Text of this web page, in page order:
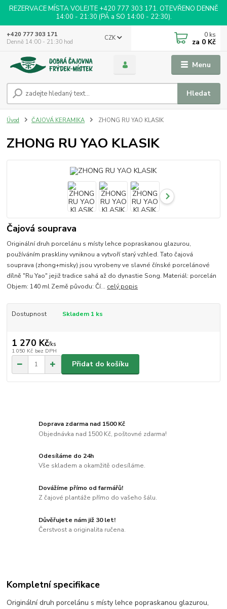
REZERVACE MÍSTA VOLEJTE +420 777 303 171. OTEVŘENO DENNĚ
14:00 - 21:30 (PÁ a SO 14:00 - 22:30).
Menu
CZK
Hledat
+420 777 303 171
Denně 14:00 - 21:30 hod
0 ks
za 0 Kč
Úvod ČAJOVÁ KERAMIKA ZHONG RU YAO KLASIK
ZHONG RU YAO KLASIK
Čajová souprava
Originální druh porcelánu s místy lehce popraskanou glazurou,
používáním praskliny vyniknou a vytvoří starý vzhled. Tato čajová
souprava (zhong+misky) jsou vyrobeny ve slavné čínské porcelánové
dílně "Ru Yao" jejiž tradice sahá až do dynastie Song. Materiál: porcelán
Objem: 140 ml Země původu: Čí... celý popis
Dostupnost Skladem 1 ks
1 270 Kč/ks
1 050 Kč bez DPH
Přidat do košíku
Doprava zdarma nad 1500 Kč
Objednávka nad 1500 Kč, poštovné zdarma!
Odesíláme do 24h
Vše skladem a okamžitě odesíláme.
Dovážíme přímo od farmářů!
Z čajové plantáže přímo do vašeho šálu.
Důvěřujete nám již 30 let!
Čerstvost a originalita ručena.
Kompletní specifikace
Originální druh porcelánu s místy lehce popraskanou glazurou,